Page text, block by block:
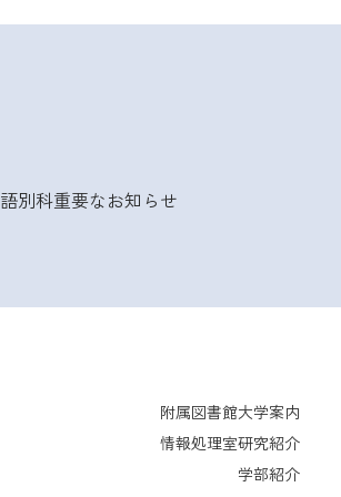
別科重要なお知らせ
附属図書館
情報処理室
大学案内
研究紹介
学部紹介